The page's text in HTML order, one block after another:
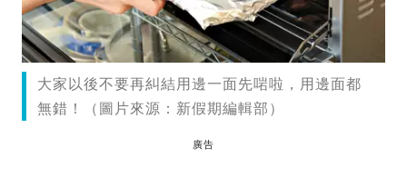
大家以後不要再糾結用邊一面先啱啦，用邊面都
無錯！（圖片來源：新假期編輯部）
廣告